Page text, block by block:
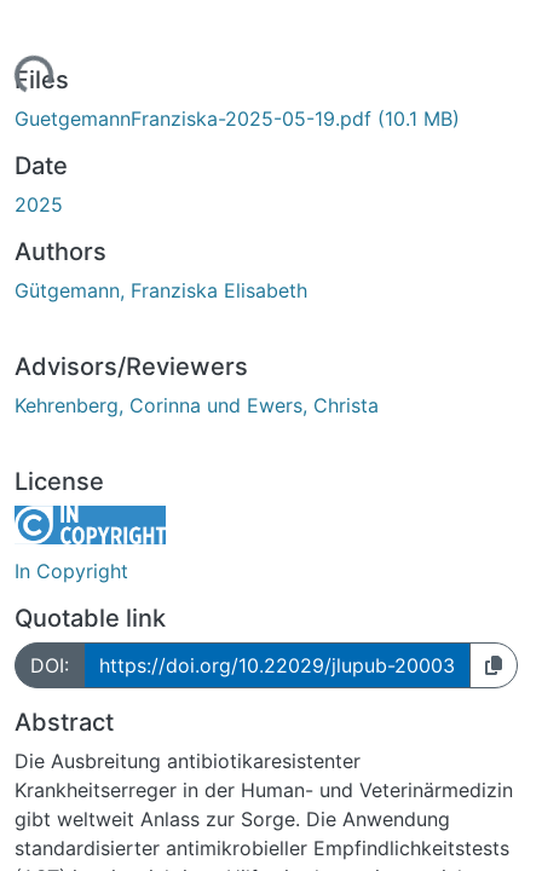
Files
GuetgemannFranziska-2025-05-19.pdf (10.1 MB)
Date
2025
Authors
Gütgemann, Franziska Elisabeth
Advisors/Reviewers
Kehrenberg, Corinna und Ewers, Christa
License
In Copyright
Quotable link
DOI: https://doi.org/10.22029/jlupub-20003
Abstract
Die Ausbreitung antibiotikaresistenter
Krankheitserreger in der Human- und Veterinärmedizin
gibt weltweit Anlass zur Sorge. Die Anwendung
standardisierter antimikrobieller Empfindlichkeitstests